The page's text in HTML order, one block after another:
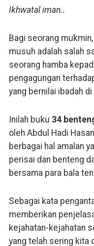
Ikhwatal iman..
Bagi seorang
musuh adalah salah
seorang hamba
pengagungan
yang bernilai ibadah
Inilah buku 34
oleh Abdul Hadi
berbagai hal amalan
perisai dan benteng
bersama para bala
Sebagai kata
memberikan
kejahatan-kejahatan
yang telah sering kita